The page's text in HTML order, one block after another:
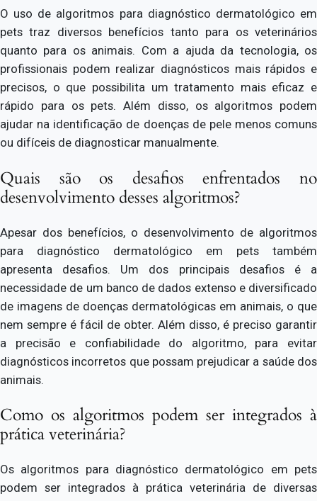
O uso de algoritmos para diagnóstico dermatológico em
pets traz diversos benefícios tanto para os veterinários
quanto para os animais. Com a ajuda da tecnologia, os
profissionais podem realizar diagnósticos mais rápidos e
precisos, o que possibilita um tratamento mais eficaz e
rápido para os pets. Além disso, os algoritmos podem
ajudar na identificação de doenças de pele menos comuns
ou difíceis de diagnosticar manualmente.
Quais são os desafios enfrentados no
desenvolvimento desses algoritmos?
Apesar dos benefícios, o desenvolvimento de algoritmos
para diagnóstico dermatológico em pets também
apresenta desafios. Um dos principais desafios é a
necessidade de um banco de dados extenso e diversificado
de imagens de doenças dermatológicas em animais, o que
nem sempre é fácil de obter. Além disso, é preciso garantir
a precisão e confiabilidade do algoritmo, para evitar
diagnósticos incorretos que possam prejudicar a saúde dos
animais.
Como os algoritmos podem ser integrados à
prática veterinária?
Os algoritmos para diagnóstico dermatológico em pets
podem ser integrados à prática veterinária de diversas